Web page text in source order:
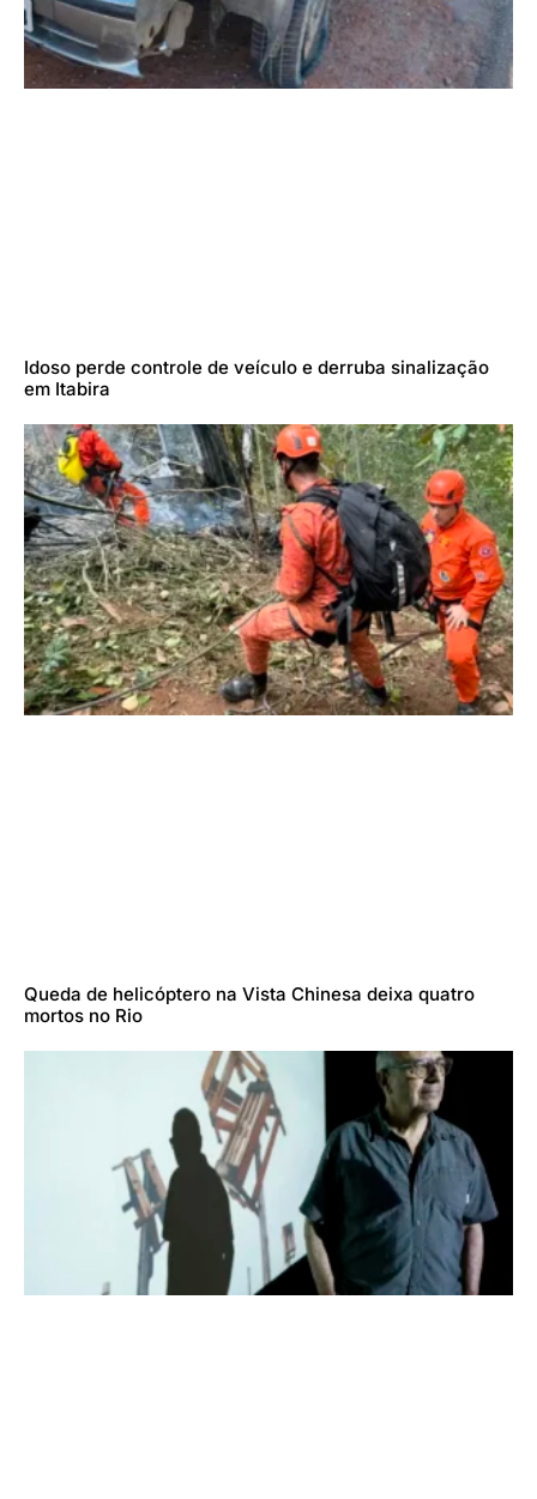
Idoso perde controle de veículo e derruba sinalização
em Itabira
Queda de helicóptero na Vista Chinesa deixa quatro
mortos no Rio